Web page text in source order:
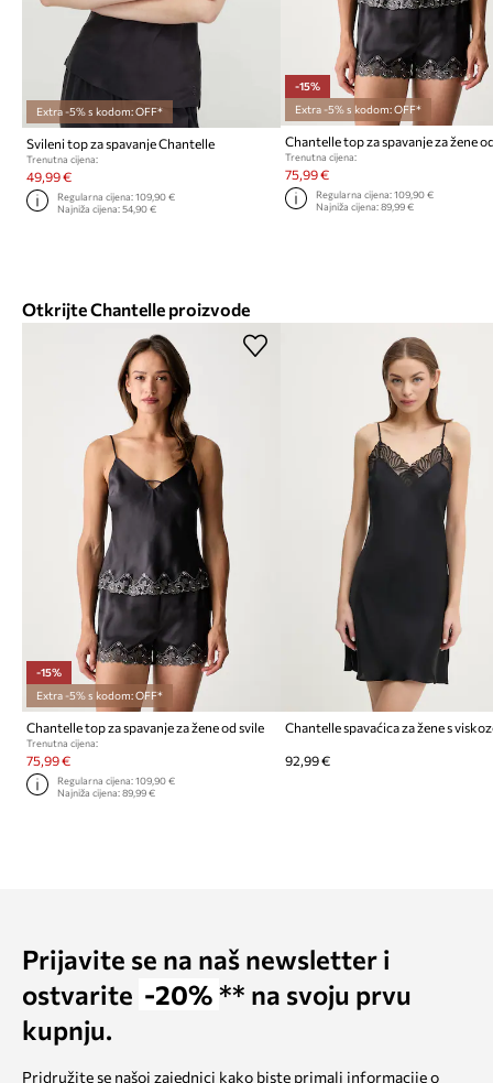
Extra -5% s kodom: OFF*
Svileni top za spavanje Chantelle
Trenutna cijena:
49,99 €
Regularna cijena:109,90 €
Najniža cijena:54,90 €
-15%
Extra -5% s kodom: OFF*
Chantelle top za spavanje za žene
Trenutna cijena:
75,99 €
Regularna cijena: 109,90 €
Najniža cijena: 89,99 €
Otkrijte Chantelle proizvode
-15%
Extra -5% s kodom: OFF*
Chantelle top za spavanje za žene od svile
Trenutna cijena:
75,99 €
Regularna cijena:109,90 €
Najniža cijena:89,99 €
Chantelle spavaćica za žene s
92,99 €
Prijavite se na naš newsletter i
ostvarite -20% ** na svoju prvu
kupnju.
Pridružite se našoj zajednici kako biste primali informacije o